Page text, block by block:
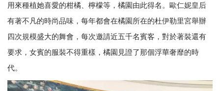
用來種植她喜愛的柑橘、檸檬等，橘園由此得名。歐仁妮皇后
有著不凡的時尚品味，每年都會在橘園所在的杜伊勒里宮舉辦
四次規模盛大的舞會，每次邀請近五千名賓客，對於著裝還有
要求，女賓的服裝不得重樣，橘園見證了那個浮華奢靡的時
代。